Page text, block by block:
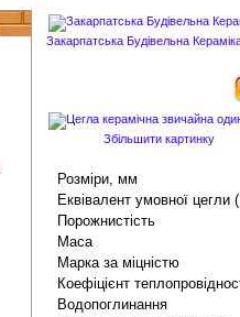
Закарпатська Будівельна
Збільшити картинку
Розміри, мм
Еквівалент умовної цегли
Порожнистість
Маса
Марка за міцністю
Коефіцієнт
Водопоглинання